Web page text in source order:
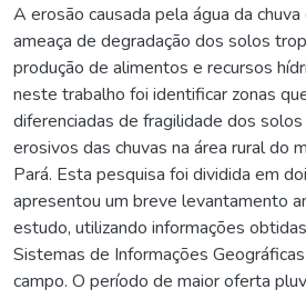
A erosão causada pela água da
ameaça de degradação dos solos
produção de alimentos e recursos
neste trabalho foi identificar zonas
diferenciadas de fragilidade dos
erosivos das chuvas na área rural do
Pará. Esta pesquisa foi dividida em
apresentou um breve levantamento
estudo, utilizando informações
Sistemas de Informações
campo. O período de maior oferta